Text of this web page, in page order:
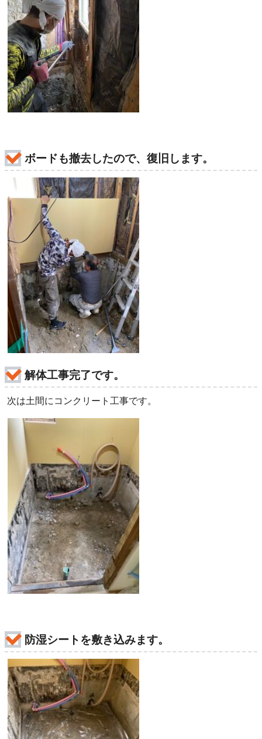
ボードも撤去したので、復旧します。
解体工事完了です。
次は土間にコンクリート工事です。
防湿シートを敷き込みます。